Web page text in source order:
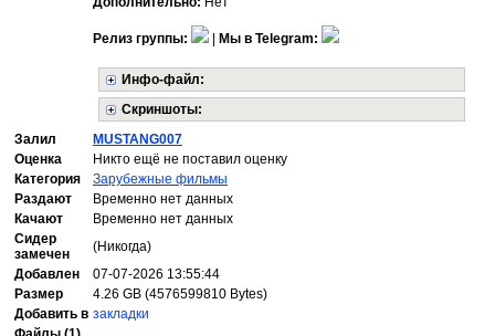
Релиз группы: Мы в Telegram:
Инфо-файл:
Скриншоты:
Залил
MUSTANG007
Оценка
Никто ещё не поставил оценку
Категория
Зарубежные фильмы
Раздают
Временно нет данных
Качают
Временно нет данных
Сидер
замечен
(Никогда)
Добавлен
07-07-2026 13:55:44
Размер
4.26 GB (4576599810 Bytes)
Добавить в закладки